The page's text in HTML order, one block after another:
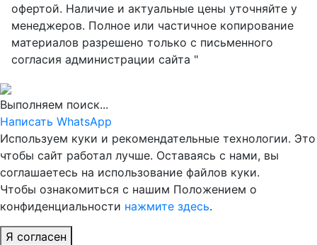
офертой. Наличие и актуальные цены уточняйте у
менеджеров. Полное или частичное копирование
материалов разрешено только с письменного
согласия администрации сайта "
Выполняем поиск...
Написать WhatsApp
Используем куки и рекомендательные технологии. Это
чтобы сайт работал лучше. Оставаясь с нами, вы
соглашаетесь на использование файлов куки.
Чтобы ознакомиться с нашим Положением о
конфиденциальности нажмите здесь.
Я согласен